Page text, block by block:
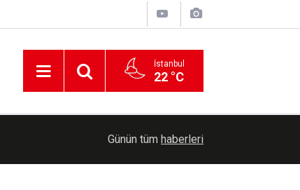
İstanbul
22 °C
Yunanistan'ın geri ittiği düzensiz göçmenler
Günün tüm haberleri